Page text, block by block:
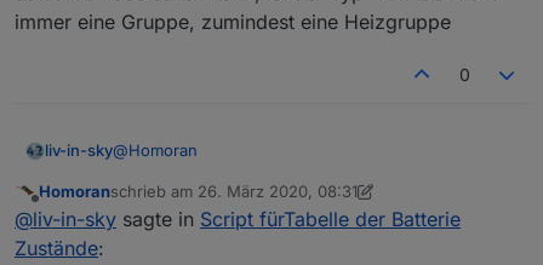
zum identifizieren nutzen kann
immer eine Gruppe, zumindest eine Heizgruppe
0
liv-in-sky@Homoran
ich denke es sind diese hier
Offline
Homoranschrieb am 26. März 2020, 08:31
zuletzt editiert von Homoran
@liv-in-sky sagte in Script fürTabelle der Batterie
Zustände: